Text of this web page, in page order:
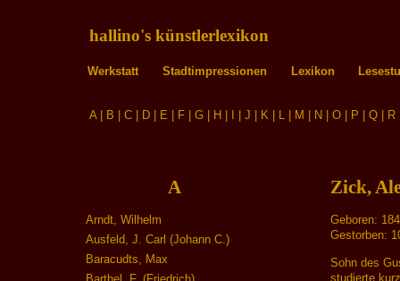
hallino's künstlerlexikon
Werkstatt Stadtimpressionen Lexikon
A| B C D E F G H J K L M N O P Q R
A
Arndt, Wilhelm
Ausfeld, J. Carl (Johann C.)
Baracudts, Max
Zick,
Geboren:
Gestorben:
Sohn des
studierte